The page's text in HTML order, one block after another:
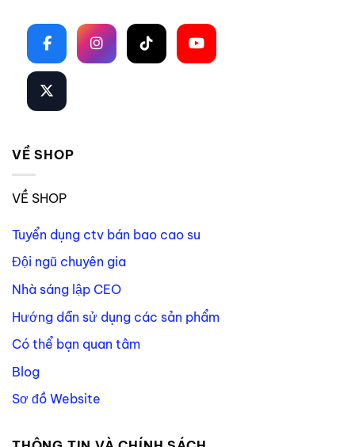
VỀ SHOP
VỀ SHOP
Tuyển dụng ctv bán bao cao su
Đội ngũ chuyên gia
Nhà sáng lập CEO
Hướng dẫn sử dụng các sản phẩm
Có thể bạn quan tâm
Blog
Sơ đồ Website